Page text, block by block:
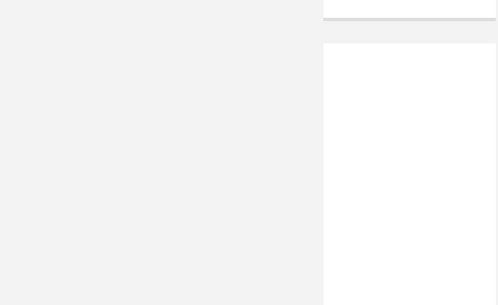
like this website. Best of
luck!